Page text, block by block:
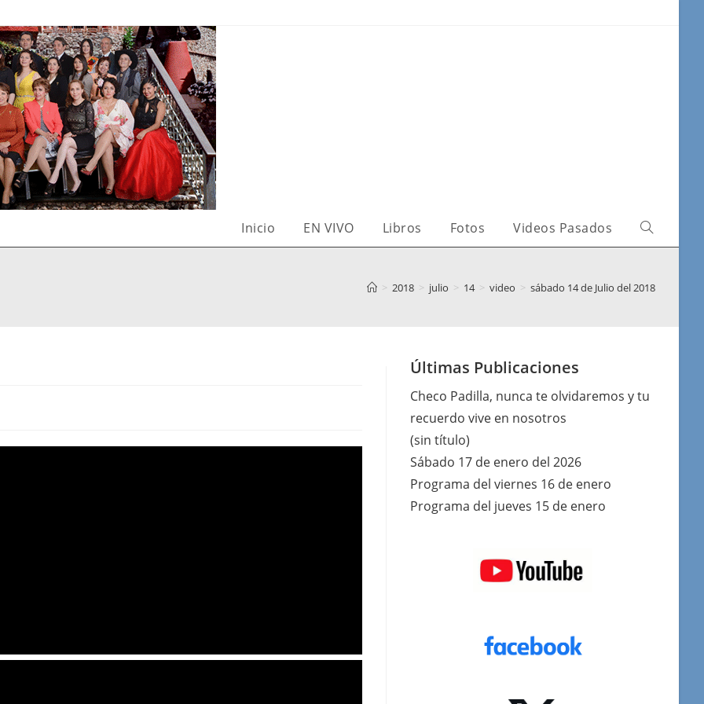
Inicio EN VIVO Libros Fotos Videos Pasados
> 2018 > julio > 14 > video > sábado 14 de Julio del 2018
Últimas Publicaciones
Checo Padilla, nunca te olvidaremos y tu
recuerdo vive en nosotros
(sin título)
Sábado 17 de enero del 2026
Programa del viernes 16 de enero
Programa del jueves 15 de enero